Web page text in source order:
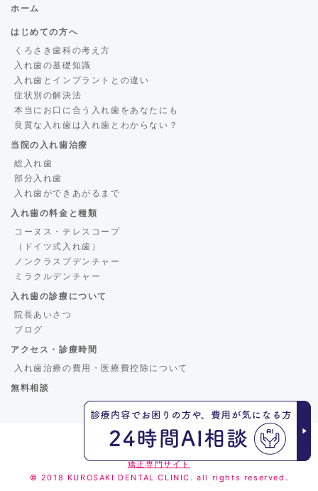
ホーム
はじめての方へ
くろさき歯科の考え方
入れ歯の基礎知識
入れ歯とインプラントとの違い
症状別の解決法
本当にお口に合う入れ歯をあなたにも
良質な入れ歯は入れ歯とわからない？
当院の入れ歯治療
総入れ歯
部分入れ歯
入れ歯ができあがるまで
入れ歯の料金と種類
コーヌス・テレスコープ
（ドイツ式入れ歯）
ノンクラスプデンチャー
ミラクルデンチャー
入れ歯の診療について
院長あいさつ
ブログ
アクセス・診療時間
入れ歯治療の費用・医療費控除について
無料相談
くろさき歯科
矯正専門サイト
© 2018 KUROSAKI DENTAL CLINIC. all rights reserved.